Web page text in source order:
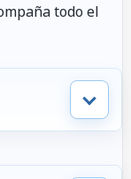
todo el